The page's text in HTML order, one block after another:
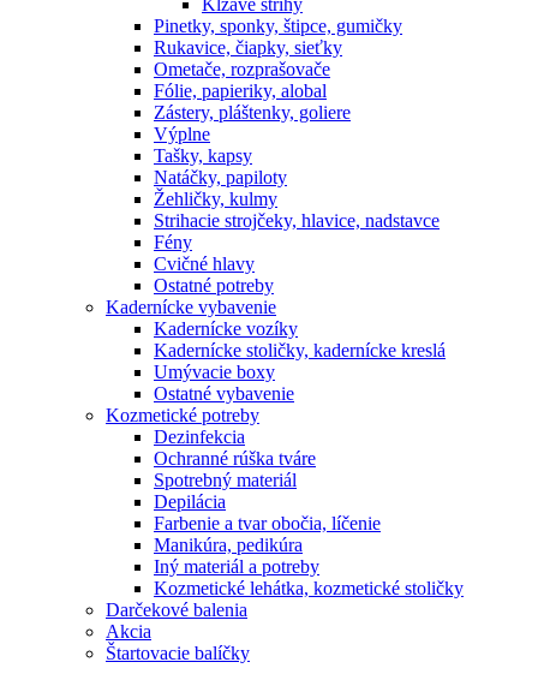
Kĺzavé strihy
Pinetky, sponky, štipce, gumičky
Rukavice, čiapky, sieťky
Ometače, rozprašovače
Fólie, papieriky, alobal
Zástery, pláštenky, goliere
Výplne
Tašky, kapsy
Natáčky, papiloty
Žehličky, kulmy
Strihacie strojčeky, hlavice, nadstavce
Fény
Cvičné hlavy
Ostatné potreby
Kadernícke vybavenie
Kadernícke vozíky
Kadernícke stoličky, kadernícke kreslá
Umývacie boxy
Ostatné vybavenie
Kozmetické potreby
Dezinfekcia
Ochranné rúška tváre
Spotrebný materiál
Depilácia
Farbenie a tvar obočia, líčenie
Manikúra, pedikúra
Iný materiál a potreby
Kozmetické lehátka, kozmetické stoličky
Darčekové balenia
Akcia
Štartovacie balíčky